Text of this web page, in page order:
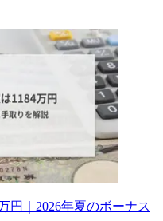
円｜2026年夏のボーナス